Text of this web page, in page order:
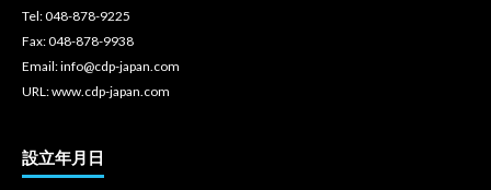
Tel: 048-878-9225
Fax: 048-878-9938
Email: info@cdp-japan.com
URL: www.cdp-japan.com
設立年月日